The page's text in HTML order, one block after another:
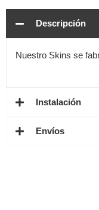
Descripción
Nuestro Skins se
Instalación
Envíos